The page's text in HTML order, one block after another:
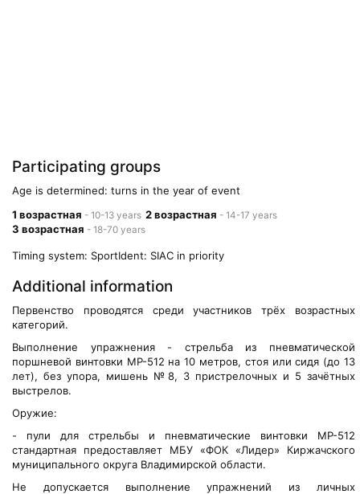
Participating groups
Age is determined: turns in the year of event
1 возрастная - 10-13 years 2 возрастная - 14-17 years
3 возрастная - 18-70 years
Timing system: SportIdent: SIAC in priority
Additional information
Первенство проводятся среди участников трёх возрастных
категорий.
Выполнение упражнения - стрельба из пневматической
поршневой винтовки МР-512 на 10 метров, стоя или сидя (до 13
лет), без упора, мишень №8, 3 пристрелочных и 5 зачётных
выстрелов.
Оружие:
- пули для стрельбы и пневматические винтовки МР-512
стандартная предоставляет МБУ «ФОК «Лидер» Киржачского
муниципального округа Владимирской области.
Не допускается выполнение упражнений из личных